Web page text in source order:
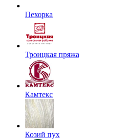
Пехорка
Троицкая пряжа
Камтекс
Козий пух